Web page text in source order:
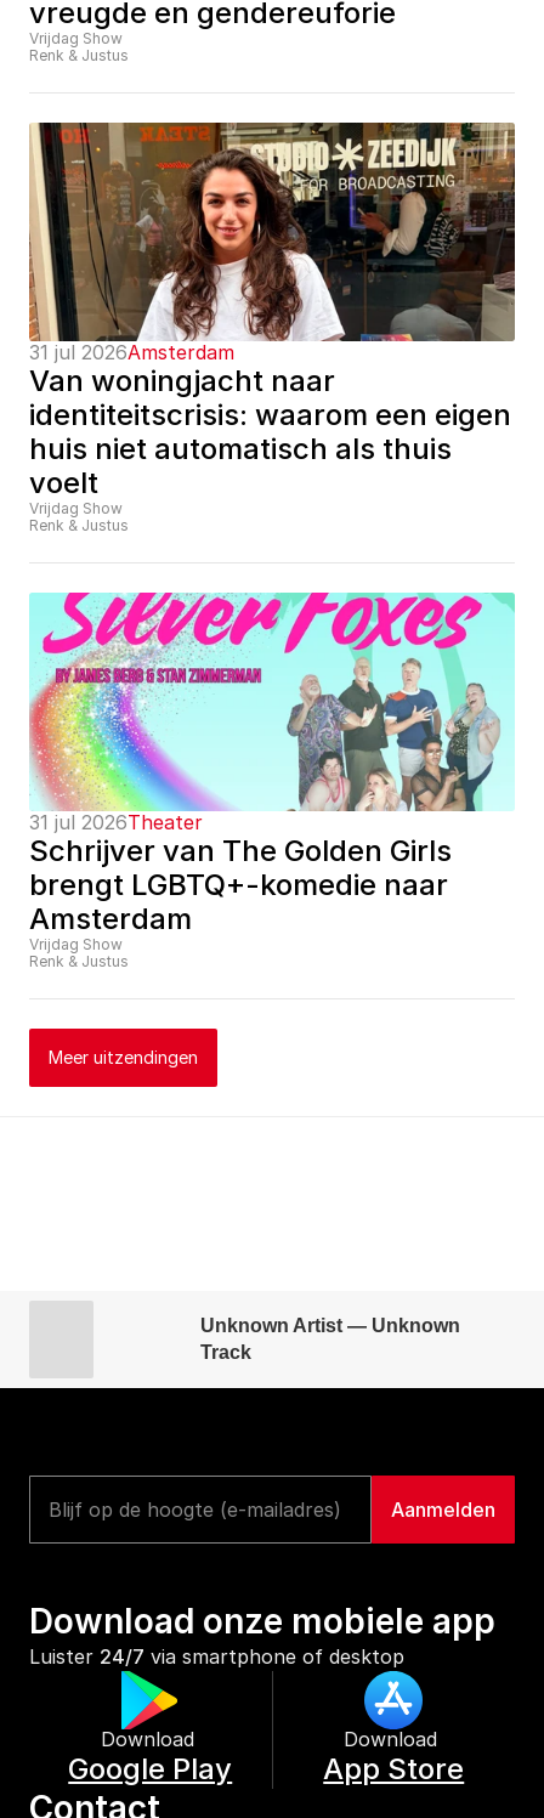
vreugde en gendereuforie
Vrijdag Show
Renk & Justus
31 jul 2026Amsterdam
Van woningjacht naar
identiteitscrisis: waarom een eigen
huis niet automatisch als thuis
voelt
Vrijdag Show
Renk & Justus
31 jul 2026Theater
Schrijver van The Golden Girls
brengt LGBTQ+-komedie naar
Amsterdam
Vrijdag Show
Renk & Justus
Meer uitzendingen
Unknown Artist — Unknown
Track
Download onze mobiele app
Luister 24/7 via smartphone of desktop
Download
Google Play
Download
App Store
Contact